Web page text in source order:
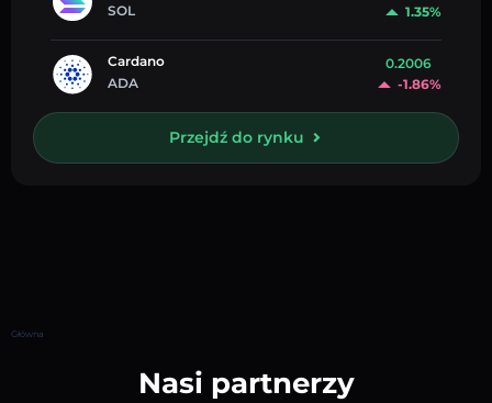
SOL
1.35%
Cardano
ADA
0.2006
-1.86%
Przejdź do rynku
Główna
Nasi partnerzy